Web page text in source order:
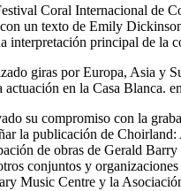
Coral Internacional de
un texto de Emily
interpretación principal de la
giras por Europa, Asia y
en la Casa Blanca.
su compromiso con la
la publicación de
de obras de Gerald
conjuntos y
Music Centre y la